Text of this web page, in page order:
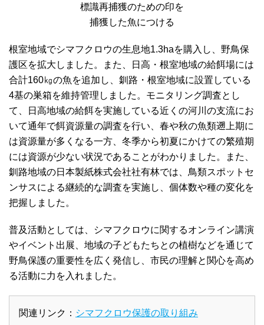
標識再捕獲のための印を
捕獲した魚につける
根室地域でシマフクロウの生息地1.3haを購入し、野鳥保
護区を拡大しました。また、日高・根室地域の給餌場には
合計160㎏の魚を追加し、釧路・根室地域に設置している
4基の巣箱を維持管理しました。モニタリング調査とし
て、日高地域の給餌を実施している近くの河川の支流にお
いて通年で餌資源量の調査を行い、春や秋の魚類遡上期に
は資源量が多くなる一方、冬季から初夏にかけての繁殖期
には資源が少ない状況であることがわかりました。また、
釧路地域の日本製紙株式会社社有林では、鳥類スポットセ
ンサスによる継続的な調査を実施し、個体数や種の変化を
把握しました。
普及活動としては、シマフクロウに関するオンライン講演
やイベント出展、地域の子どもたちとの植樹などを通じて
野鳥保護の重要性を広く発信し、市民の理解と関心を高め
る活動に力を入れました。
関連リンク： シマフクロウ保護の取り組み